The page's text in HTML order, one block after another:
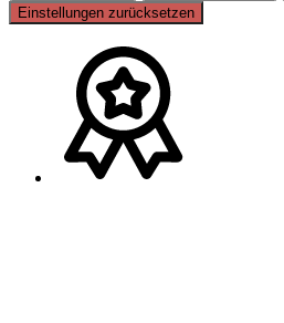
Einstellungen zurücksetzen